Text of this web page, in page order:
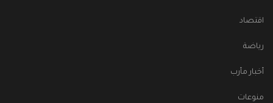
اقتصاد
رياضة
أخبار مأرب
منوعات